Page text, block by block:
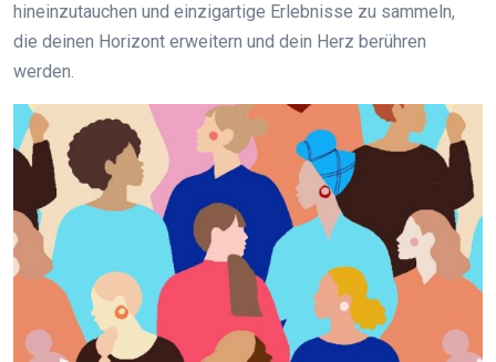
hineinzutauchen und einzigartige Erlebnisse zu sammeln,
die deinen Horizont erweitern und dein Herz berühren
werden.